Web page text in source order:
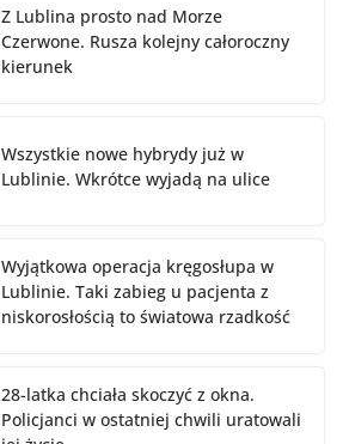
Z Lublina prosto nad Morze
Czerwone. Rusza kolejny całoroczny
kierunek
Wszystkie nowe hybrydy już w
Lublinie. Wkrótce wyjadą na ulice
Wyjątkowa operacja kręgosłupa w
Lublinie. Taki zabieg u pacjenta z
niskorosłością to światowa rzadkość
28-latka chciała skoczyć z okna.
Policjanci w ostatniej chwili uratowali